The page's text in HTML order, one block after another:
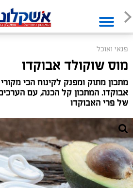
פנאי ואוכל
מוס שוקולד אבוקדו
מתכון מתוק ומפנק לקינוח הכי
אבוקדו. המתכון קל הכנה, עם
של פרי האבוקדו